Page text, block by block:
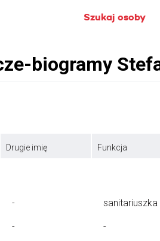
Szukaj osoby
Drugie imię Funkcja
- sanitariuszka
- -